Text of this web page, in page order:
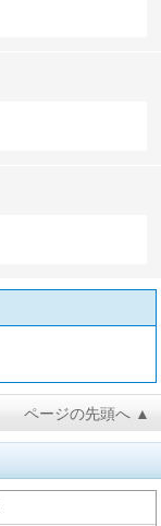
ページの先頭へ ▲